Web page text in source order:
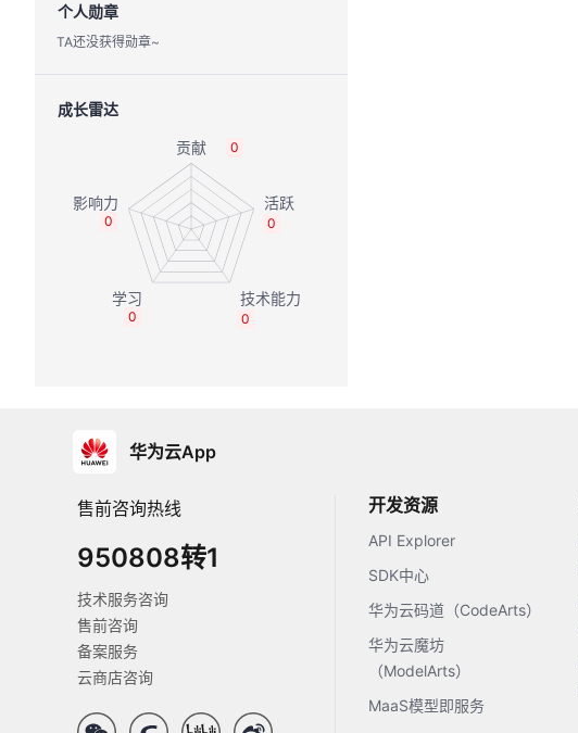
个人勋章
TA还没获得勋章~
成长雷达
0
0
0
0
0
华为云App
售前咨询热线
950808转1
技术服务咨询
售前咨询
备案服务
云商店咨询
开发资源
API Explorer
SDK中心
华为云码道（CodeArts）
华为云魔坊
（ModelArts）
MaaS模型即服务